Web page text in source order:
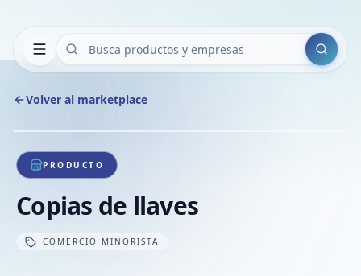
Buscar
Volver al marketplace
1/1
PRODUCTO
Copias de llaves
COMERCIO MINORISTA